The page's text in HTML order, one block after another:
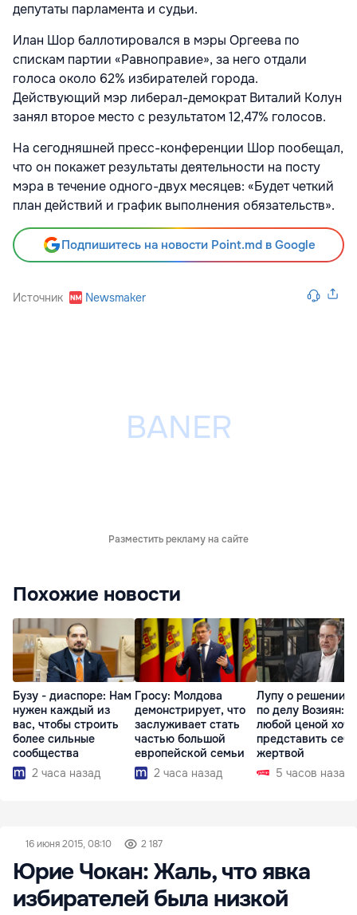
депутаты парламента и судьи.
Илан Шор баллотировался в мэры Оргеева по
спискам партии «Равноправие», за него отдали
голоса около 62% избирателей города.
Действующий мэр либерал-демократ Виталий Колун
занял второе место с результатом 12,47% голосов.
На сегодняшней пресс-конференции Шор пообещал,
что он покажет результаты деятельности на посту
мэра в течение одного-двух месяцев: «Будет четкий
план действий и график выполнения обязательств».
Подпишитесь на новости Point.md в Google
Источник Newsmaker
Разместить рекламу на сайте
Похожие новости
Бузу - диаспоре: Нам
нужен каждый из
вас, чтобы строить
более сильные
сообщества
2 часа назад
Гросу: Молдова
демонстрирует, что
заслуживает стать
частью большой
европейской семьи
2 часа назад
Лупу о решении
по делу Возиян:
любой ценой
представить себя
жертвой
5 часов назад
16 июня 2015, 08:10 2 187
Юрие Чокан: Жаль, что явка
избирателей была низкой